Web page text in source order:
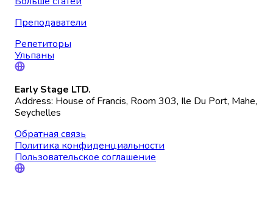
Преподаватели
Репетиторы
Ульпаны
Early Stage LTD.
Address: House of Francis, Room 303, Ile Du Port, Mahe,
Seychelles
Обратная связь
Политика конфиденциальности
Пользовательское соглашение